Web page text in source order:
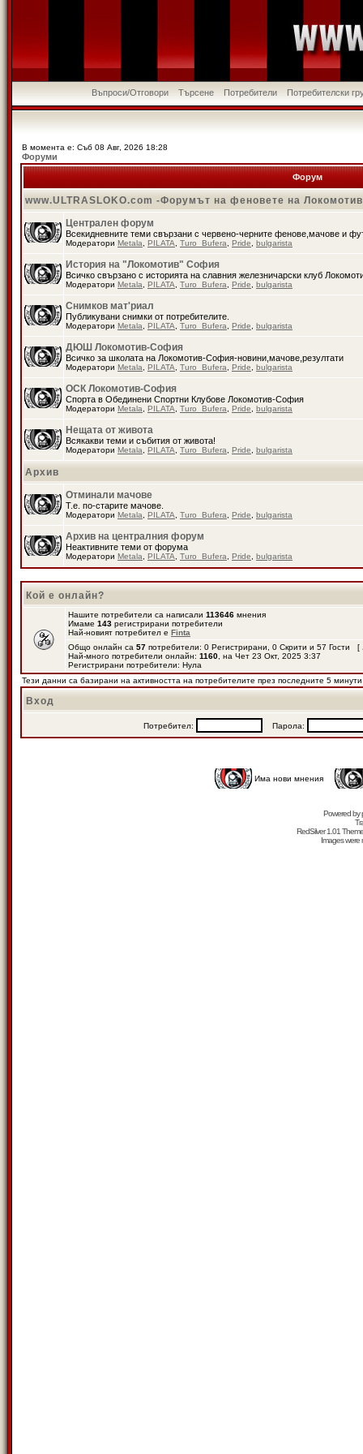
Въпроси/Отговори Търсене Потребители Потребителски
В момента е: Съб 08 Авг, 2026 18:28
Форуми
Форум
www.ULTRASLOKO.com -Форумът на феновете на
Централен форум
Всекидневните теми свързани с червено-черните фенове,мачове и
Модератори Metala PILATA Turo_Bufera Pride bulgarista
История на "Локомотив" София
Всичко свързано с историята на славния железничарски клуб
Модератори Metala PILATA Turo_Bufera Pride bulgarista
Снимков мат'риал
Публикувани снимки от потребителите.
Модератори Metala PILATA Turo_Bufera Pride bulgarista
ДЮШ Локомотив-София
Всичко за школата на Локомотив-София-новини,мачове,резултати
Модератори Metala PILATA Turo_Bufera Pride bulgarista
ОСК Локомотив-София
Спорта в Обединени Спортни Клубове Локомотив-София
Модератори Metala PILATA Turo_Bufera Pride bulgarista
Нещата от живота
Всякакви теми и събития от живота!
Модератори Metala PILATA Turo_Bufera Pride bulgarista
Архив
Отминали мачове
Т.е. по-старите мачове.
Модератори Metala PILATA Turo_Bufera Pride bulgarista
Архив на централния форум
Неактивните теми от форума
Модератори Metala PILATA Turo_Bufera Pride bulgarista
Кой е онлайн?
Нашите потребители са написали 113646 мнения
Имаме 143 регистрирани потребители
Най-новият потребител е Finta
Общо онлайн са 57 потребители: 0 Регистрирани, 0 Скрити и 57 Гости [
Най-много потребители онлайн: 1160 , на Чет 23 Окт, 2025 3:37
Регистрирани потребители: Нула
Тези данни са базирани на активността на потребителите през последните 5 минути
Вход
Потребител: Парола:
Има нови мнения
Powered by
RedSilver 1.01
Images were